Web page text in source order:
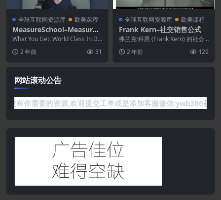
全球互联网资源库 欧美课程
MeasureSchool–Measure
Masters
What You Get: World Class In De
2 年前 31
全球互联网资源库 欧美课程
Frank Kern–社交销售公式
弗兰克·科恩 (Frank Kern) 的社会
个...2 年前 129
网站滚动公告
要的资源,欢迎提交工单或是添加客服微信:ywb386获取帮助！